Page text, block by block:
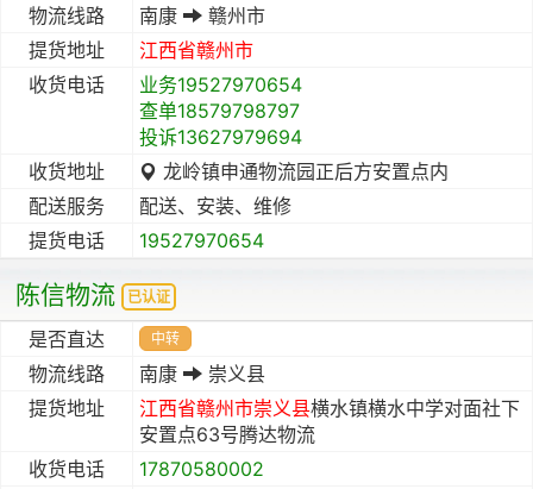
物流线路 南康
赣州市
提货地址
江西省赣州市
收货电话
业务19527970654
查单18579798797
投诉13627979694
收货地址
龙岭镇申通物流园正后方安置点内
配送服务
配送、安装、维修
提货电话
19527970654
陈信物流 已认证
是否直达 中转
物流线路 南康
崇义县
提货地址
江西省赣州市崇义县横水镇横水中学对面社下
安置点63号腾达物流
收货电话
17870580002